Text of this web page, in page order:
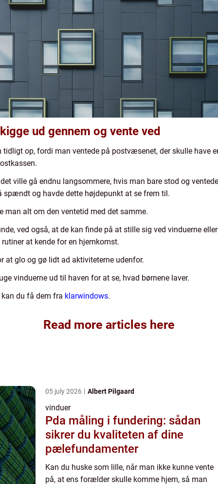
ud gennem og vente ved
op, fordi man ventede på postvæsenet, der skulle have
ville gå endnu langsommere, hvis man bare stod og
spændt og havde dette højdepunkt at se frem til.
man alt om den ventetid med det samme.
ved også, at de kan finde på at stille sig ved vinduerne
at kende for en hjemkomst.
at glo og gø lidt ad aktiviteterne udenfor.
vinduerne ud til haven for at se, hvad børnene laver.
du få dem fra klarwindows.
Read more articles here
05 july 2026 Albert Pilgaard
vinduer
Pda måling i fundering: sådan
sikrer du kvaliteten af dine
pælefundamenter
Kan du huske som lille, når man ikke kunne vente
på, at ens forælder skulle komme hjem, så man